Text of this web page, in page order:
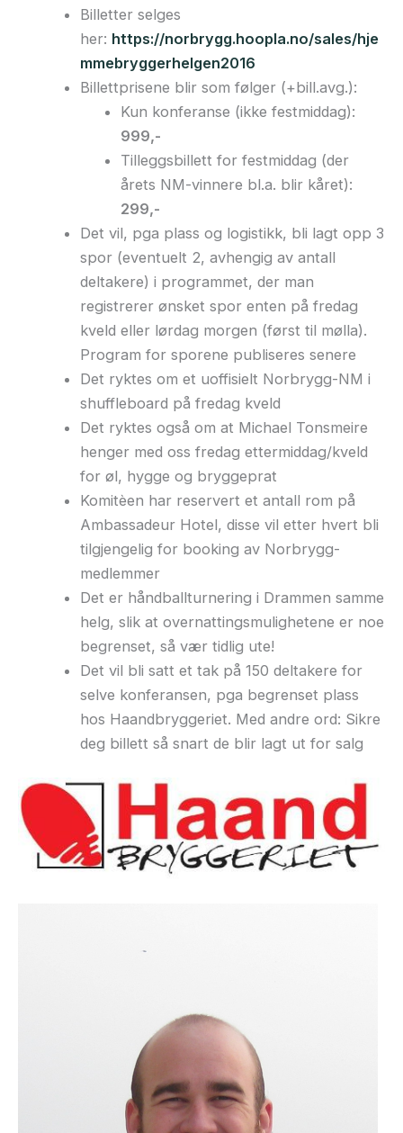
Billetter selges
her: https://norbrygg.hoopla.no/sales/hje
mmebryggerhelgen2016
Billettprisene blir som følger (+bill.avg.):
Kun konferanse (ikke festmiddag):
999,-
Tilleggsbillett for festmiddag (der
årets NM-vinnere bl.a. blir kåret):
299,-
Det vil, pga plass og logistikk, bli lagt opp 3
spor (eventuelt 2, avhengig av antall
deltakere) i programmet, der man
registrerer ønsket spor enten på fredag
kveld eller lørdag morgen (først til mølla).
Program for sporene publiseres senere
Det ryktes om et uoffisielt Norbrygg-NM i
shuffleboard på fredag kveld
Det ryktes også om at Michael Tonsmeire
henger med oss fredag ettermiddag/kveld
for øl, hygge og bryggeprat
Komitèen har reservert et antall rom på
Ambassadeur Hotel, disse vil etter hvert bli
tilgjengelig for booking av Norbrygg-
medlemmer
Det er håndballturnering i Drammen samme
helg, slik at overnattingsmulighetene er noe
begrenset, så vær tidlig ute!
Det vil bli satt et tak på 150 deltakere for
selve konferansen, pga begrenset plass
hos Haandbryggeriet. Med andre ord: Sikre
deg billett så snart de blir lagt ut for salg